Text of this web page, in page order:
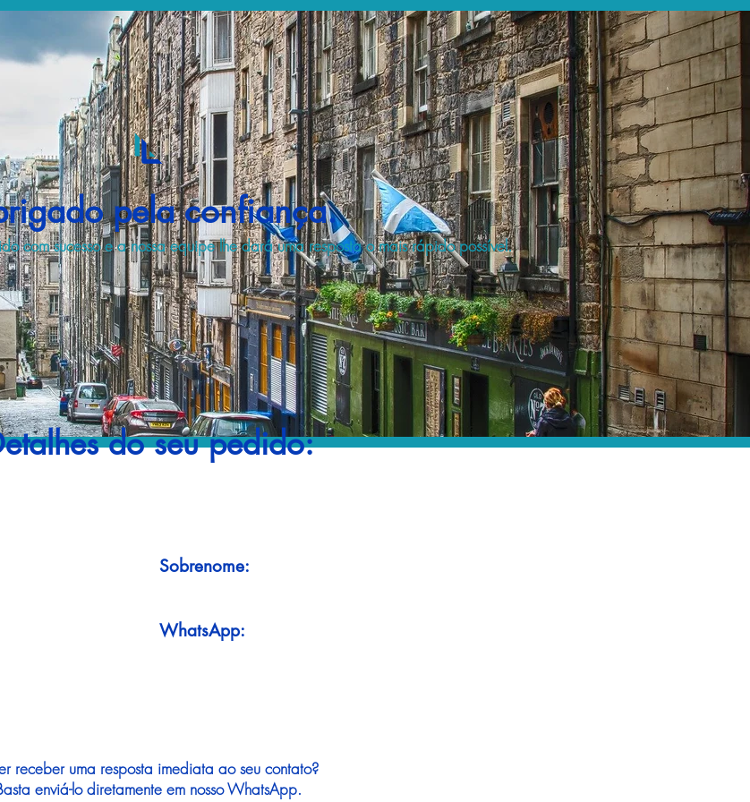
pela confiança.
com sucesso e a nossa equipe lhe dará uma resposta o mais rápido possível.
do seu pedido:
Sobrenome:
WhatsApp:
receber uma resposta imediata ao seu contato?
enviá-lo diretamente em nosso WhatsApp.